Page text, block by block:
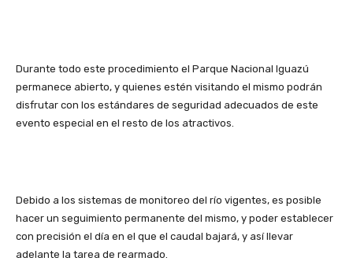
Durante todo este procedimiento el Parque Nacional Iguazú
permanece abierto, y quienes estén visitando el mismo podrán
disfrutar con los estándares de seguridad adecuados de este
evento especial en el resto de los atractivos.
Debido a los sistemas de monitoreo del río vigentes, es posible
hacer un seguimiento permanente del mismo, y poder establecer
con precisión el día en el que el caudal bajará, y así llevar
adelante la tarea de rearmado.